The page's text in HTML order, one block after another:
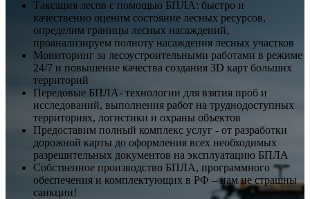
Таксация лесов с помощью БПЛА: быстро и
качественно оценим состояние лесных ресурсов,
определим границы лесных насаждений,
проанализируем полноту насаждения лесных участков
Мониторинг за лесоустроительными работами в режиме
24/7 и повышение качества создания 3D карт больших
территорий
Передовые БПЛА- технологии для взятия проб и
исследований, выполнения работ на труднодоступных
территориях, логистики и охраны объектов
Предоставим полный комплекс услуг - от разработки
дорожной карты до оформления всех необходимых
разрешительных документов на эксплуатацию БПЛА
Собственное производство БПЛА, программного
обеспечения и комплектующих в РФ – нам не страшны
санкции!